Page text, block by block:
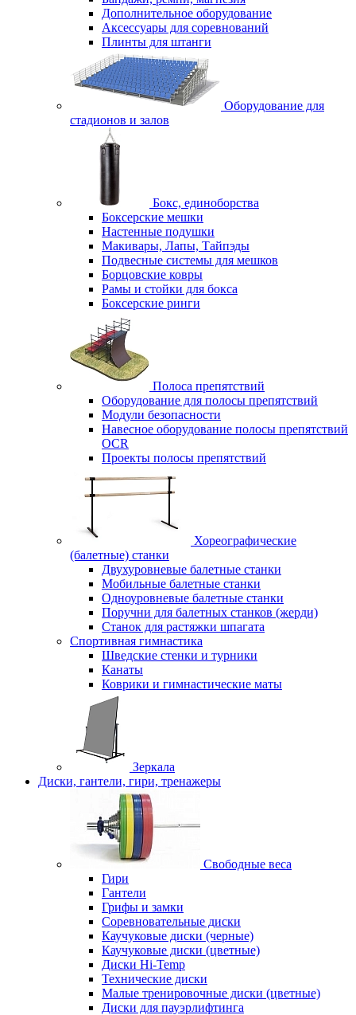
Дополнительное оборудование
Аксессуары для соревнований
Плинты для штанги
Оборудование для
стадионов и залов
Бокс, единоборства
Боксерские мешки
Настенные подушки
Макивары, Лапы, Тайпэды
Подвесные системы для мешков
Борцовские ковры
Рамы и стойки для бокса
Боксерские ринги
Полоса препятствий
Оборудование для полосы препятствий
Модули безопасности
Навесное оборудование полосы препятствий
OCR
Проекты полосы препятствий
Хореографические
(балетные) станки
Двухуровневые балетные станки
Мобильные балетные станки
Одноуровневые балетные станки
Поручни для балетных станков (жерди)
Станок для растяжки шпагата
Спортивная гимнастика
Шведские стенки и турники
Канаты
Коврики и гимнастические маты
Зеркала
Диски, гантели, гири, тренажеры
Свободные веса
Гири
Гантели
Грифы и замки
Соревновательные диски
Каучуковые диски (черные)
Каучуковые диски (цветные)
Диски Hi-Temp
Технические диски
Малые тренировочные диски (цветные)
Диски для пауэрлифтинга